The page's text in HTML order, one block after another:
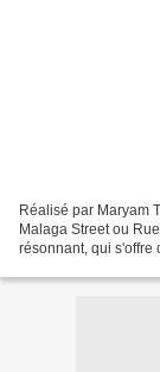
Réalisé par Maryam
Malaga Street ou
résonnant, qui s'offre